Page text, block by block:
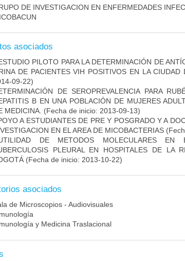
DE INVESTIGACION EN ENFERMEDADES
asociados
PILOTO PARA LA DETERMINACIÓN DE
DE PACIENTES VIH POSITIVOS EN LA CIUDAD
09-22)
DE SEROPREVALENCIA PARA
B EN UNA POBLACIÓN DE MUJERES
MEDICINA. (Fecha de inicio: 2013-09-13)
A ESTUDIANTES DE PRE Y POSGRADO Y A
EN EL AREA DE MICOBACTERIAS
DE METODOS MOLECULARES
PLEURAL EN HOSPITALES DE LA
(Fecha de inicio: 2013-10-22)
asociados
de Microscopios - Audiovisuales
y Medicina Traslacional